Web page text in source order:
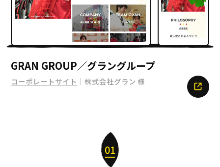
GRAN GROUP／グラングループ
コーポレートサイト ｜株式会社グラン 様
01